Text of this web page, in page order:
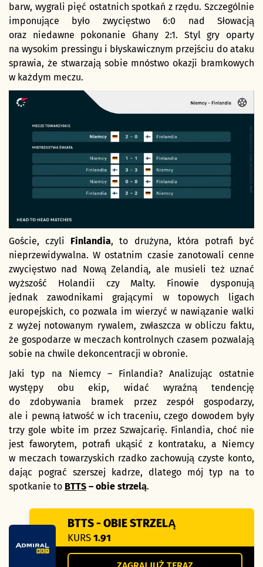
barw, wygrali pięć ostatnich spotkań z rzędu. Szczególnie
imponujące było zwycięstwo 6:0 nad Słowacją
oraz niedawne pokonanie Ghany 2:1. Styl gry oparty
na wysokim pressingu i błyskawicznym przejściu do ataku
sprawia, że stwarzają sobie mnóstwo okazji bramkowych
w każdym meczu.
Goście, czyli Finlandia, to drużyna, która potrafi być
nieprzewidywalna. W ostatnim czasie zanotowali cenne
zwycięstwo nad Nową Zelandią, ale musieli też uznać
wyższość Holandii czy Malty. Finowie dysponują
jednak zawodnikami grającymi w topowych ligach
europejskich, co pozwala im wierzyć w nawiązanie walki
z wyżej notowanym rywalem, zwłaszcza w obliczu faktu,
że gospodarze w meczach kontrolnych czasem pozwalają
sobie na chwile dekoncentracji w obronie.
Jaki typ na Niemcy – Finlandia? Analizując ostatnie
występy obu ekip, widać wyraźną tendencję
do zdobywania bramek przez zespół gospodarzy,
ale i pewną łatwość w ich traceniu, czego dowodem były
trzy gole wbite im przez Szwajcarię. Finlandia, choć nie
jest faworytem, potrafi ukąsić z kontrataku, a Niemcy
w meczach towarzyskich rzadko zachowują czyste konto,
dając pograć szerszej kadrze, dlatego mój typ na to
spotkanie to BTTS – obie strzelą.
BTTS - OBIE STRZELĄ
KURS 1.91